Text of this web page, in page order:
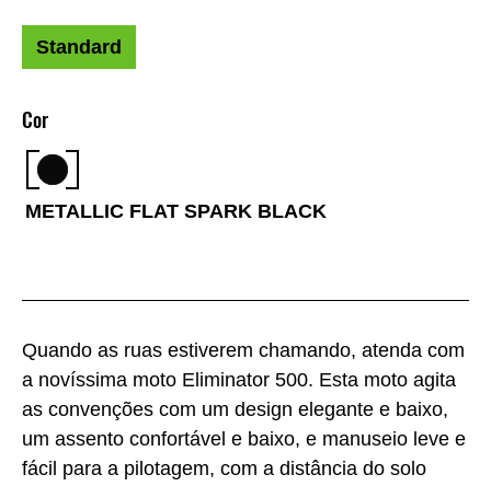
Quando as ruas estiverem chamando, atenda com
a novíssima moto Eliminator 500. Esta moto agita
as convenções com um design elegante e baixo,
um assento confortável e baixo, e manuseio leve e
fácil para a pilotagem, com a distância do solo
Cor
METALLIC FLAT SPARK BLACK
Standard